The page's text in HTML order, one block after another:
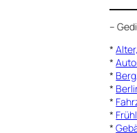
–
*
*
*
*
*
*
*